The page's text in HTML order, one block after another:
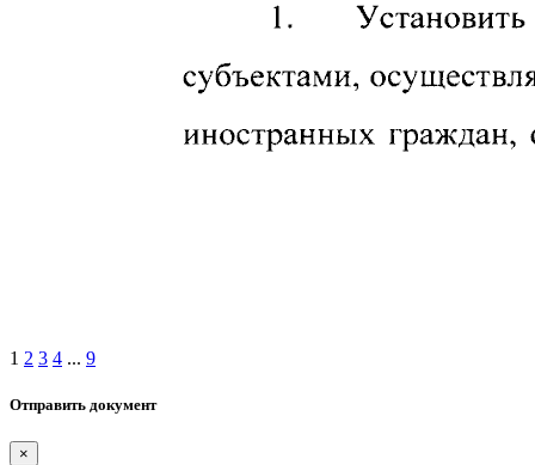
1 2 3 4 ... 9
Отправить документ
×